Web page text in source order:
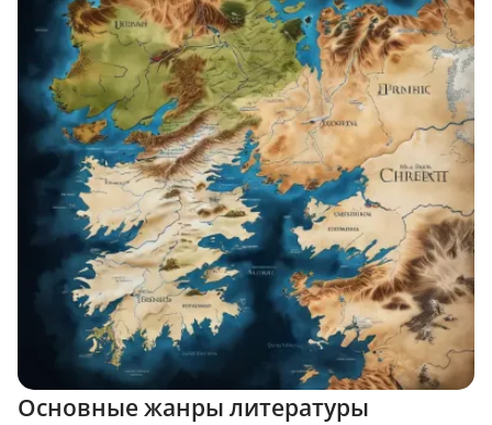
Основные жанры литературы